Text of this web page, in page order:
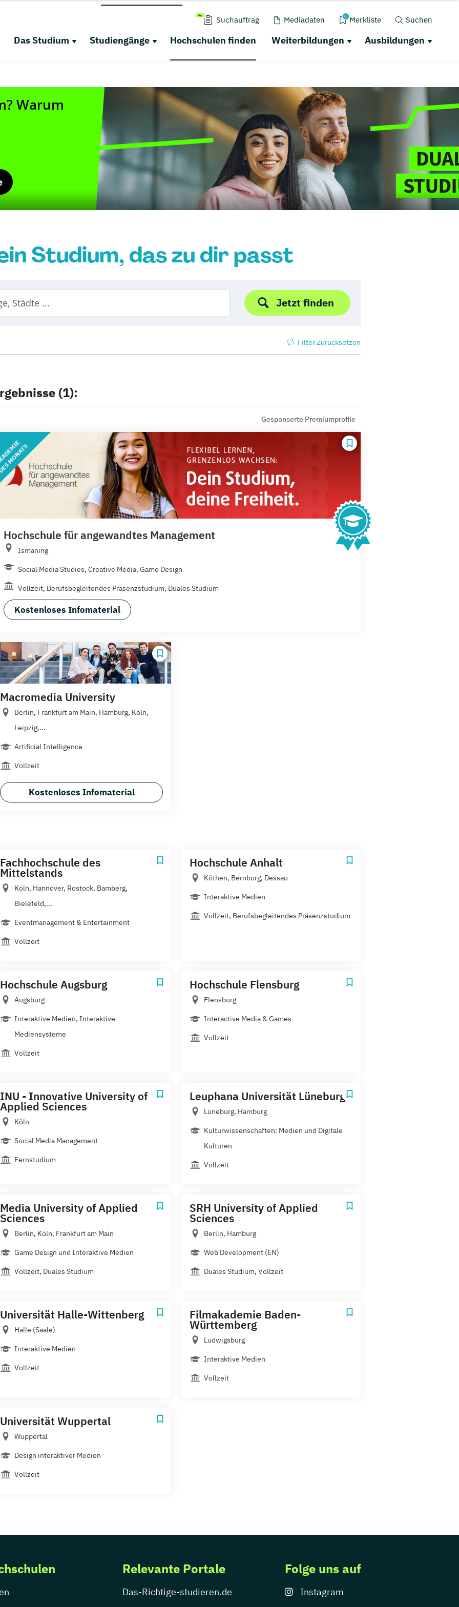
Suchauftrag Mediadaten 0 Merkliste Suchen
Das Studium Studiengänge Hochschulen finden Weiterbildungen Ausbildungen
Studium, das zu dir passt
Jetzt finden
Filter Zurücksetzen
(1):
Gesponserte Premiumprofile
MONATS
Hochschule für angewandtes Management
Ismaning
Social Media Studies, Creative Media, Game Design
Vollzeit, Berufsbegleitendes Präsenzstudium, Duales Studium
Kostenloses Infomaterial
Macromedia University
Berlin, Frankfurt am Main, Hamburg, Köln,
Leipzig,...
Artificial Intelligence
Vollzeit
Kostenloses Infomaterial
Fachhochschule des
Mittelstands
Köln, Hannover, Rostock, Bamberg,
Bielefeld,...
Eventmanagement & Entertainment
Vollzeit
Hochschule Anhalt
Köthen, Bernburg, Dessau
Interaktive Medien
Vollzeit, Berufsbegleitendes Präsenzstudium
Hochschule Augsburg
Augsburg
Interaktive Medien, Interaktive
Mediensysteme
Vollzeit
Hochschule Flensburg
Flensburg
Interactive Media & Games
Vollzeit
INU - Innovative University of
Applied Sciences
Köln
Social Media Management
Fernstudium
Leuphana Universität Lüneburg
Lüneburg, Hamburg
Kulturwissenschaften: Medien und Digitale
Kulturen
Vollzeit
Media University of Applied
Sciences
Berlin, Köln, Frankfurt am Main
Game Design und Interaktive Medien
Vollzeit, Duales Studium
SRH University of Applied
Sciences
Berlin, Hamburg
Web Development (EN)
Duales Studium, Vollzeit
Universität Halle-Wittenberg
Halle (Saale)
Interaktive Medien
Vollzeit
Filmakademie Baden-
Württemberg
Ludwigsburg
Interaktive Medien
Vollzeit
Universität Wuppertal
Wuppertal
Design interaktiver Medien
Vollzeit
Relevante Portale
Das-Richtige-studieren.de
Folge uns auf
Instagram